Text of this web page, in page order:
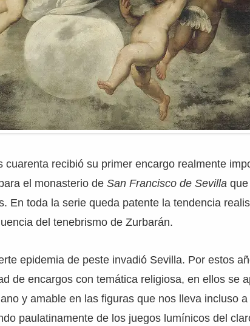
cuarenta recibió su primer encargo realmente
el monasterio de San Francisco de Sevilla
En toda la serie queda patente la tendencia
del tenebrismo de Zurbarán.
epidemia de peste invadió Sevilla. Por estos
de encargos con temática religiosa, en ellos se
y amable en las figuras que nos lleva incluso
paulatinamente de los juegos lumínicos del